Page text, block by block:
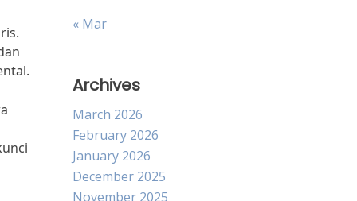
« Mar
Archives
March 2026
February 2026
January 2026
December 2025
November 2025